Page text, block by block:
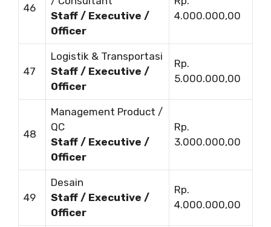
46
Staff / Executive /
Officer
4.000.000,00
47
Logistik & Transportasi
Staff / Executive /
Officer
Rp.
5.000.000,00
48
Management Product /
QC
Staff / Executive /
Officer
Rp.
3.000.000,00
49
Desain
Staff / Executive /
Officer
Rp.
4.000.000,00